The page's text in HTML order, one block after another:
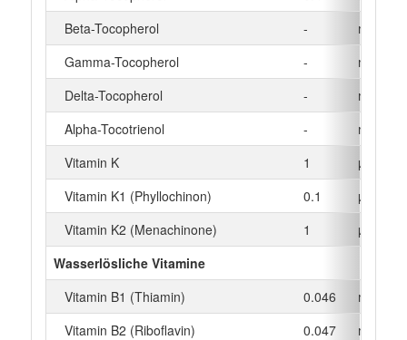
Beta-Tocopherol
-
mg
Gamma-Tocopherol
-
mg
Delta-Tocopherol
-
mg
Alpha-Tocotrienol
-
mg
Vitamin K
1
µg
Vitamin K1 (Phyllochinon)
0.1
µg
Vitamin K2 (Menachinone)
1
µg
Wasserlösliche Vitamine
Vitamin B1 (Thiamin)
0.046
mg
Vitamin B2 (Riboflavin)
0.047
mg